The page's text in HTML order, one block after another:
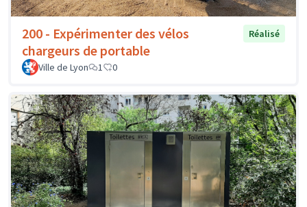
200 - Expérimenter des vélos
chargeurs de portable
Réalisé
Ville de Lyon 1 0